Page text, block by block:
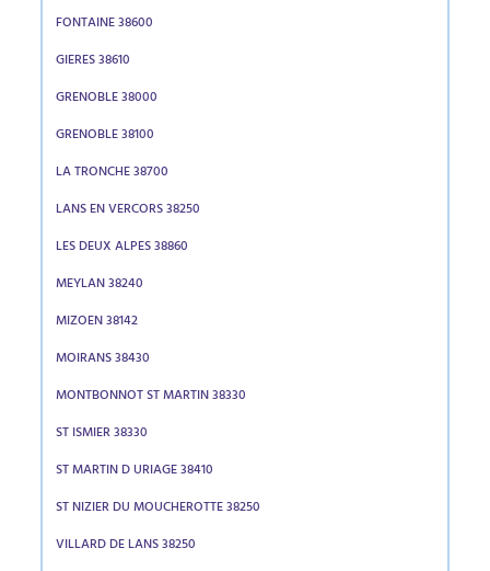
FONTAINE 38600
GIERES 38610
GRENOBLE 38000
GRENOBLE 38100
LA TRONCHE 38700
LANS EN VERCORS 38250
LES DEUX ALPES 38860
MEYLAN 38240
MIZOEN 38142
MOIRANS 38430
MONTBONNOT ST MARTIN 38330
ST ISMIER 38330
ST MARTIN D URIAGE 38410
ST NIZIER DU MOUCHEROTTE 38250
VILLARD DE LANS 38250